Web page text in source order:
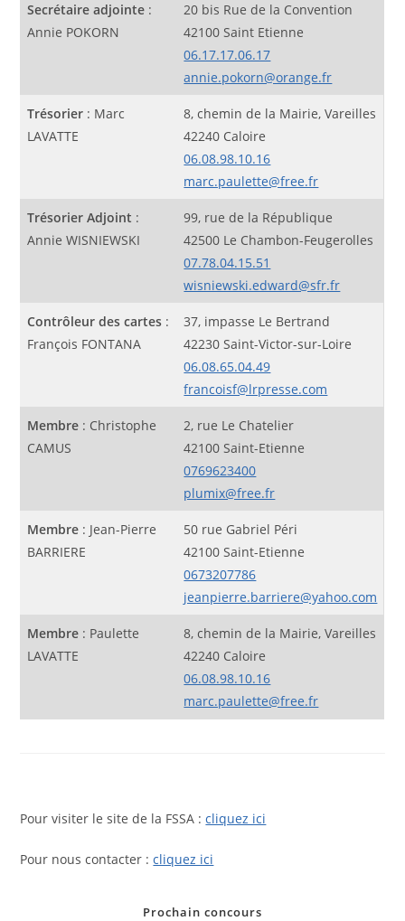
Secrétaire adjointe :
Annie POKORN
20 bis Rue de la Convention
42100 Saint Etienne
06.17.17.06.17
annie.pokorn@orange.fr
Trésorier : Marc
LAVATTE
8, chemin de la Mairie, Vareilles
42240 Caloire
06.08.98.10.16
marc.paulette@free.fr
Trésorier Adjoint :
Annie WISNIEWSKI
99, rue de la République
42500 Le Chambon-Feugerolles
07.78.04.15.51
wisniewski.edward@sfr.fr
Contrôleur des cartes :
François FONTANA
37, impasse Le Bertrand
42230 Saint-Victor-sur-Loire
06.08.65.04.49
francoisf@lrpresse.com
Membre : Christophe
CAMUS
2, rue Le Chatelier
42100 Saint-Etienne
0769623400
plumix@free.fr
Membre : Jean-Pierre
BARRIERE
50 rue Gabriel Péri
42100 Saint-Etienne
0673207786
jeanpierre.barriere@yahoo.com
Membre : Paulette
LAVATTE
8, chemin de la Mairie, Vareilles
42240 Caloire
06.08.98.10.16
marc.paulette@free.fr
Pour visiter le site de la FSSA :cliquez ici
Pour nous contacter :cliquez ici
Prochain concours